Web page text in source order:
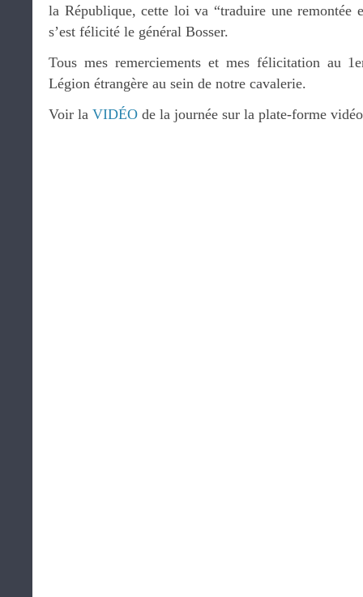
la République, cette loi va “traduire une remontée
s’est félicité le général Bosser.
Tous mes remerciements et mes félicitation au
Légion étrangère au sein de notre cavalerie.
Voir la VIDÉO de la journée sur la plate-forme